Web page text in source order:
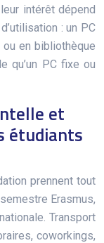
intérêt dépend
: un PC
en bibliothèque
qu’un PC fixe ou
et
étudiants
prennent tout
Erasmus,
Transport
coworkings,